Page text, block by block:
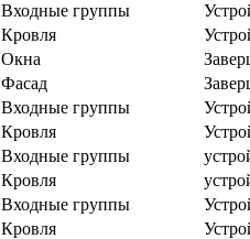
Входные группы
Кровля
Окна
Фасад
Входные группы
Кровля
Входные группы
Кровля
Входные группы
Кровля